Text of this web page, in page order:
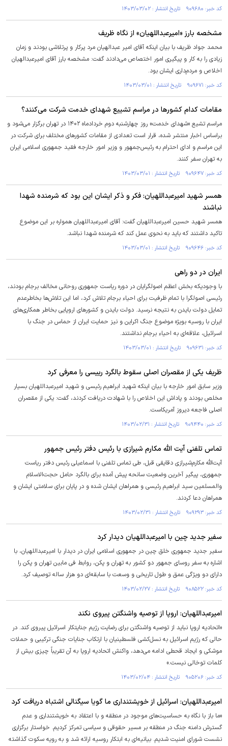
کد خبر: ۹۰۹۶۸۰ تاریخ انتشار : ۱۴۰۳/۰۳/۰۲
مشخصه بارز «امیرعبداللهیان» از نگاه ظریف
محمد جواد ظریف با بیان اینکه آقای امیر عبدالهیان مرد پرکار و پرتلاشی بودند و زمان
زیادی را به کار و پیگیری امور اختصاص می‌دادند گفت: مشخصه بارز آقای امیرعبدالهیان
اخلاص و مردم‌داری ایشان بود.
کد خبر: ۹۰۹۶۷۱ تاریخ انتشار : ۱۴۰۳/۰۳/۰۱
مقامات کدام کشور‌ها در مراسم تشییع شهدای خدمت شرکت می‌کنند؟
مراسم تشیع «شهدای خدمت» روز چهارشنبه دوم خردادماه ۱۴۰۲ در تهران برگزار می‌شود و
براساس اخبار منتشر شده، قرار است تعدادی از مقامات کشورهای مختلف برای شرکت در
این مراسم و ادای احترام به رئیس‌جمهور و وزیر امور خارجه فقید جمهوری اسلامی ایران
به تهران سفر کنند.
کد خبر: ۹۰۹۶۴۷ تاریخ انتشار : ۱۴۰۳/۰۳/۰۱
همسر شهید امیرعبداللهیان: فکر و ذکر ایشان این بود که شرمنده شهدا
نباشند
همسر شهید حسین امیرعبداللهیان گفت: آقای امیرعبداللهیان همواره بر این موضوع
تاکید داشتند که باید به نحوی عمل کند که شرمنده شهدا نباشد.
کد خبر: ۹۰۹۶۴۶ تاریخ انتشار : ۱۴۰۳/۰۳/۰۱
ایران در دو راهی
با وجودیکه بخش اعظم اصولگرایان در دوره ریاست جمهوری روحانی مخالف برجام بودند،
رئیسی اصولگرا با تمام ظرفیت برای احیاء برجام تلاش کرد، اما این تلاش‌ها بخاطرعدم
تمایل دولت بایدن به نتیجه نرسید. دولت بایدن و کشور‌های اروپایی بخاطر همکاری‌های
ایران با روسیه بویژه موضوع جنگ اکراین و نیز حمایت ایران از حماس در جنگ با
اسرائیل، علاقه‌ای به احیاء برجام نداشتند.
کد خبر: ۹۰۹۶۳۱ تاریخ انتشار : ۱۴۰۳/۰۳/۰۱
ظریف یکی از مقصران اصلی سقوط بالگرد رییسی را معرفی کرد
وزیر سابق امور خارجه با بیان اینکه شهید ابراهیم رئیسی و شهید امیرعبداللهیان بسیار
مخلص بودند و پاداش این اخلاص را با شهادت دریافت کردند، گفت: یکی از مقصران
اصلی فاجعه دیروز آمریکاست.
کد خبر: ۹۰۹۴۴۰ تاریخ انتشار : ۱۴۰۳/۰۲/۳۱
تماس تلفنی آیت الله مکارم شیرازی با رئیس دفتر رئیس جمهور
آیت‌الله مکارم‌شیرازی دقایقی قبل، طی تماس تلفنی با اسماعیلی رئیس دفتر ریاست
جمهوری، پیگیر آخرین وضعیت سانحه پیش آمده برای بالگرد حامل حجت‌الاسلام
والمسلمین سید ابراهیم رئیسی و همراهان ایشان شده و در پایان برای سلامتی ایشان و
همراهان دعا کردند.
کد خبر: ۹۰۹۲۹۳ تاریخ انتشار : ۱۴۰۳/۰۲/۳۱
سفیر جدید چین با امیرعبداللهیان دیدار کرد
سفیر جدید جمهوری خلق چین در جمهوری اسلامی ایران در دیدار با امیرعبداللهیان، با
اشاره به سفر روسای جمهور دو کشور به تهران و پکن، روابط فی مابین تهران و پکن را
دارای دو ویژگی عمق و طول تاریخی و وسعت با سابقه‌ای دو هزار ساله توصیف کرد.
کد خبر: ۹۰۸۵۲۲ تاریخ انتشار : ۱۴۰۳/۰۲/۲۷
امیرعبداللهیان: اروپا از توصیه واشنگتن پیروی نکند
«اتحادیه اروپا نباید از توصیه واشنگتن برای رضایت رژیم جنایتکار اسرائیل پیروی کند. در
حالی که رژیم اسرائیل به نسل‌کشی فلسطینیان با ارتکاب جنایات جنگی ترکیبی و حملات
موشکی و ایجاد قحطی ادامه می‌دهد، واکنش اتحادیه اروپا به آن تقریباً چیزی بیش از
کلمات توخالی نیست.»
کد خبر: ۹۰۵۲۰۶ تاریخ انتشار : ۱۴۰۳/۰۲/۰۴
امیرعبداللهیان: اسرائیل از خویشتنداری ما گویا سیگنالی اشتباه دریافت کرد
«ما باز با نگاه به حساسیت‌های موجود در منطقه و با اعتقاد به خویشتنداری و عدم
گسترش دامنه جنگ در منطقه بر مسیر حقوقی و سیاسی تمرکز کردیم. خواستار برگزاری
نشست شورای امنیت شدیم. بیانیه‌ای به ابتکار روسیه ارائه شد و به رویه سکوت گذاشته